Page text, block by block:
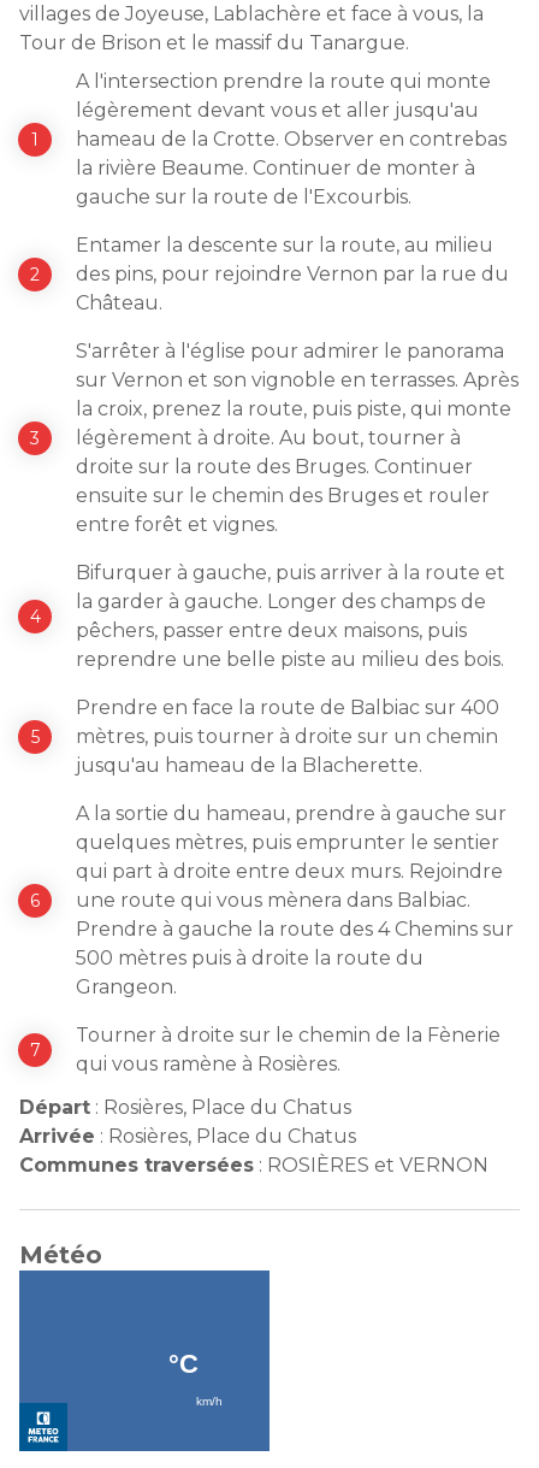
villages de Joyeuse, Lablachère et face à vous, la
Tour de Brison et le massif du Tanargue.
A l'intersection prendre la route qui monte
légèrement devant vous et aller jusqu'au
hameau de la Crotte. Observer en contrebas
la rivière Beaume. Continuer de monter à
gauche sur la route de l'Excourbis.
Entamer la descente sur la route, au milieu
des pins, pour rejoindre Vernon par la rue du
Château.
S'arrêter à l'église pour admirer le panorama
sur Vernon et son vignoble en terrasses. Après
la croix, prenez la route, puis piste, qui monte
légèrement à droite. Au bout, tourner à
droite sur la route des Bruges. Continuer
ensuite sur le chemin des Bruges et rouler
entre forêt et vignes.
Bifurquer à gauche, puis arriver à la route et
la garder à gauche. Longer des champs de
pêchers, passer entre deux maisons, puis
reprendre une belle piste au milieu des bois.
Prendre en face la route de Balbiac sur 400
mètres, puis tourner à droite sur un chemin
jusqu'au hameau de la Blacherette.
A la sortie du hameau, prendre à gauche sur
quelques mètres, puis emprunter le sentier
qui part à droite entre deux murs. Rejoindre
une route qui vous mènera dans Balbiac.
Prendre à gauche la route des 4 Chemins sur
500 mètres puis à droite la route du
Grangeon.
Tourner à droite sur le chemin de la Fènerie
qui vous ramène à Rosières.
Départ : Rosières, Place du Chatus
Arrivée : Rosières, Place du Chatus
Communes traversées : ROSIÈRES et VERNON
Météo